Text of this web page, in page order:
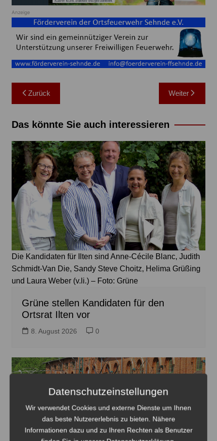
Anzeige
Beitragsnavigation
Zurück Weiter
Das könnte Sie auch interessieren
Die Kandidaten für Ilten sind Anne-Cécile Blanc, Judith
Schmidt-Van Die, Sandy Steve Choitz, Helima Grüßing
und Laura Weber (v.li.) – Foto: Grüne
Grüne stellen Kandidaten für den
Ortsrat Ilten vor
8. August 2026 0
Datenschutzeinstellungen
Wir verwendet Cookies und externe Dienste um Ihnen
das beste Nutzererlebnis zu bieten. Nähere
Informationen dazu und zu Ihren Rechten als Benutzer